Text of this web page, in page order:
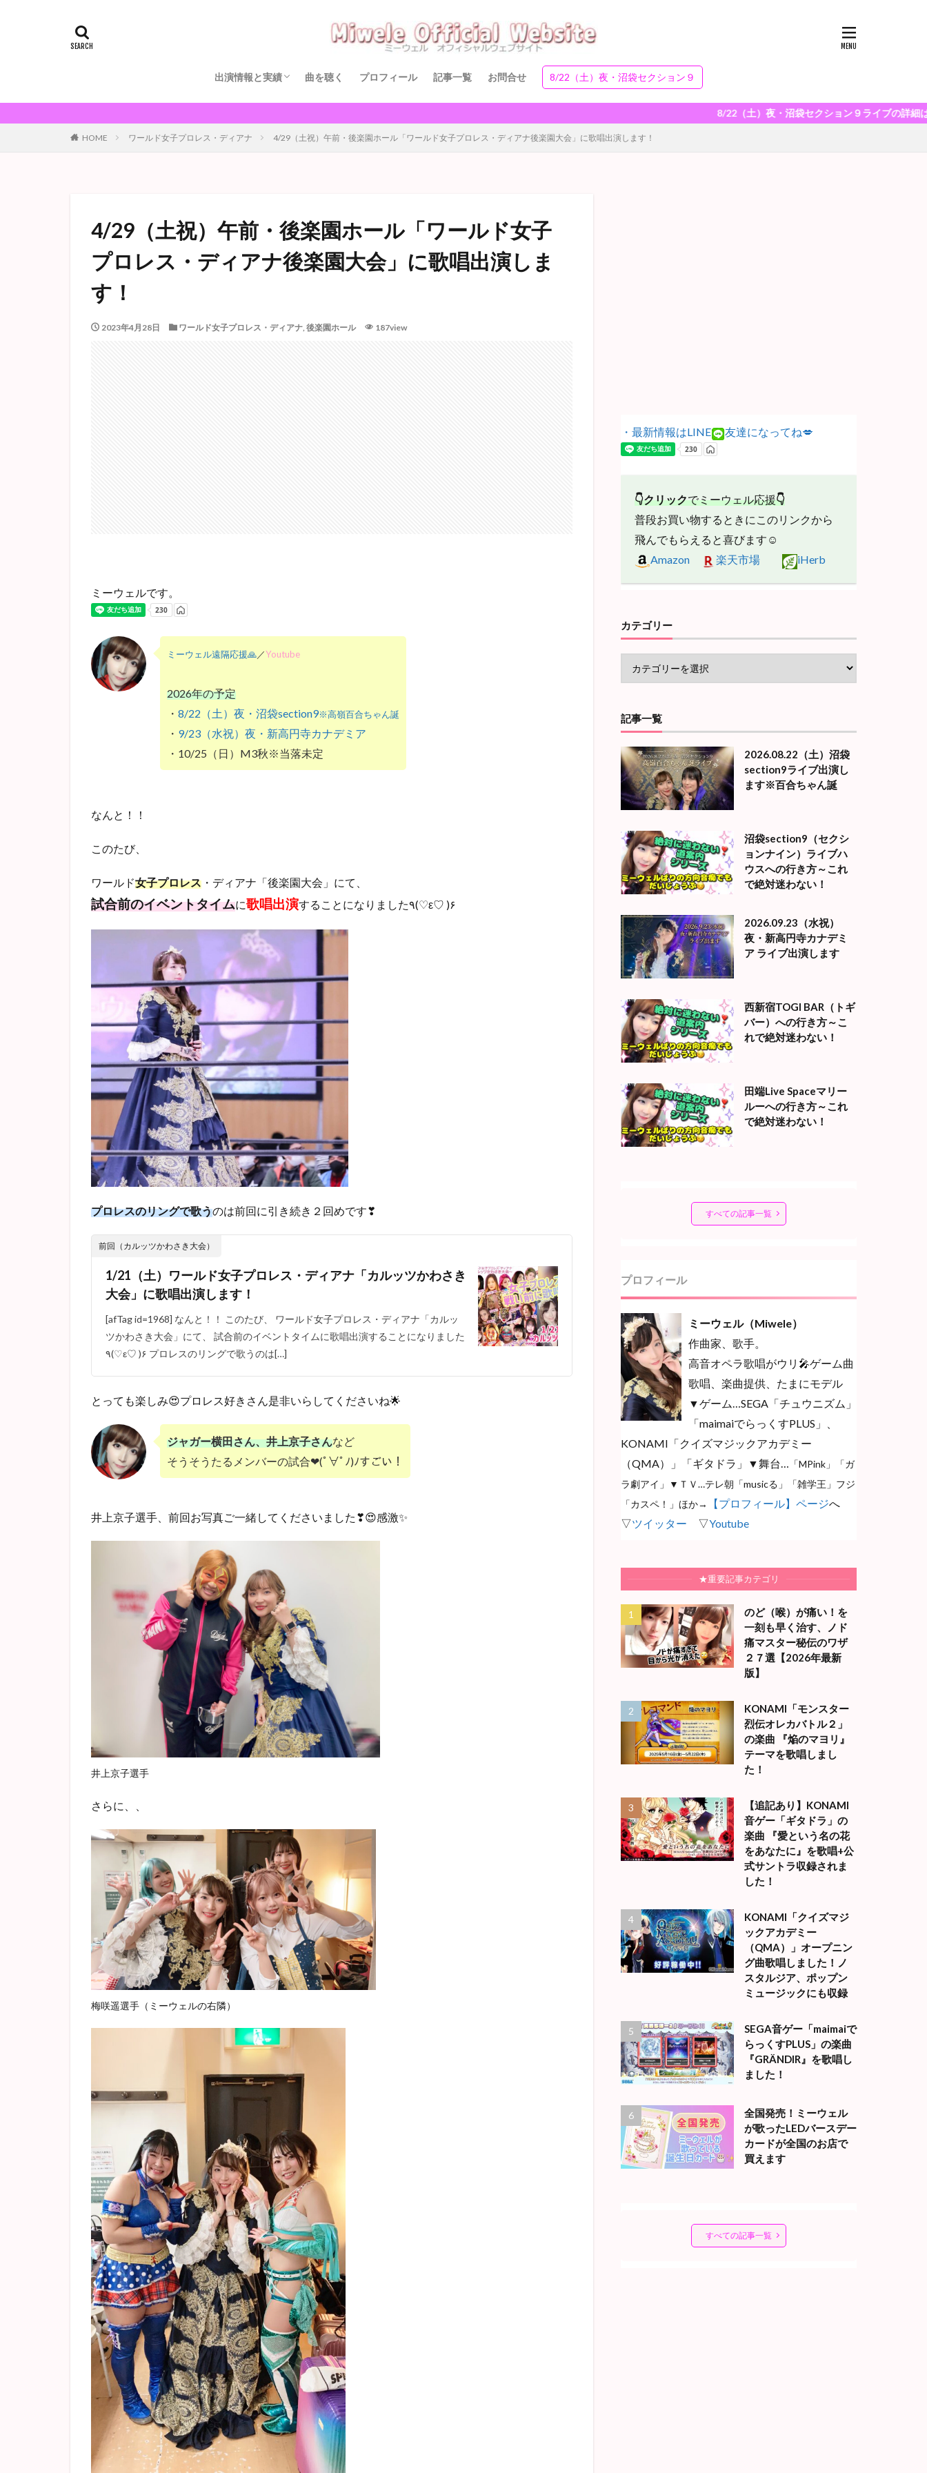
出演情報と実績
8/22（土）沼袋section9※百合ちゃん誕
9/23（水祝）夜・新高円寺カナデミア
❤Youtube強化中❤ムービーみてね
曲を聴く プロフィール 記事一覧 お問合せ 8/22（土）夜・沼袋セクション９
8/22（土）夜・沼袋セクション９ライブの詳細はこちら！
HOME ワールド女子プロレス・ディアナ 4/29（土祝）午前・後楽園ホール「ワールド女子プロレス・ディアナ後楽園大会」に歌唱出演します！
4/29（土祝）午前・後楽園ホール「ワールド女子
プロレス・ディアナ後楽園大会」に歌唱出演しま
す！
2023年4月28日 ワールド女子プロレス・ディアナ, 後楽園ホール 187view
ミーウェルです。
ミーウェル遠隔応援🙏／Youtube
2026年の予定
・ 8/22（土）夜・沼袋section9※高嶺百合ちゃん誕
・ 9/23（水祝）夜・新高円寺カナデミア
・10/25（日）M3秋※当落未定
なんと！！
このたび、
ワールド女子プロレス ・ディアナ「後楽園大会」にて、
試合前のイベントタイムに歌唱出演 することになりました٩(♡ε♡ )۶
プロレスのリングで歌うのは前回に引き続き２回めです❣
前回（カルッツかわさき大会）
1/21（土）ワールド女子プロレス・ディアナ「カルッツかわさき
大会」に歌唱出演します！
[afTag id=1968] なんと！！ このたび、 ワールド女子プロレス・ディアナ「カルッ
ツかわさき大会」にて、 試合前のイベントタイムに歌唱出演することになりました
٩(♡ε♡ )۶ プロレスのリングで歌うのは[…]
とっても楽しみ😍プロレス好きさん是非いらしてくださいね🌟
ジャガー横田さん、井上京子さんなど
そうそうたるメンバーの試合❤(ﾟ∀ﾟﾉ)ﾉすごい！
井上京子選手、前回お写真ご一緒してくださいました❣😍感激✨
井上京子選手
さらに、、
梅咲遥選手（ミーウェルの右隣）
・最新情報はLINE 友達になってね💋
👇クリックでミーウェル応援👇
普段お買い物するときにこのリンクから
飛んでもらえると喜びます☺
Amazon
楽天市場 iHerb
カテゴリー
記事一覧
2026.08.22（土）沼袋
section9ライブ出演し
ます※百合ちゃん誕
沼袋section9（セクシ
ョンナイン）ライブハ
ウスへの行き方～これ
で絶対迷わない！
2026.09.23（水祝）
夜・新高円寺カナデミ
ア ライブ出演します
西新宿TOGI BAR（トギ
バー）への行き方～こ
れで絶対迷わない！
田端Live Spaceマリー
ルーへの行き方～これ
で絶対迷わない！
すべての記事一覧
プロフィール
ミーウェル（Miwele）
作曲家、歌手。
高音オペラ歌唱がウリ🎤ゲーム曲
歌唱、楽曲提供、たまにモデル
▼ゲーム…SEGA「チュウニズム」
「maimaiでらっくすPLUS」、
KONAMI「クイズマジックアカデミー
（QMA）」「ギタドラ」▼舞台… 「MPink」「ガ
ラ劇アイ」▼ＴＶ…テレ朝「musicる」「雑学王」フジ
「カスペ！」ほか→
【プロフィール】ページへ
▽ツイッター ▽Youtube
★重要記事カテゴリ
のど（喉）が痛い！を
一刻も早く治す、ノド
痛マスター秘伝のワザ
２７選【2026年最新
版】
KONAMI「モンスター
烈伝オレカバトル２」
の楽曲 『焔のマヨリ』
テーマを歌唱しまし
た！
【追記あり】KONAMI
音ゲー「ギタドラ」の
楽曲 『愛という名の花
をあなたに』を歌唱+公
式サントラ収録されま
した！
KONAMI「クイズマジ
ックアカデミー
（QMA）」オープニン
グ曲歌唱しました！ノ
スタルジア、ポップン
ミュージックにも収録
SEGA音ゲー「maimaiで
らっくすPLUS」の楽曲
『GRÄNDIR』を歌唱し
ました！
全国発売！ミーウェル
が歌ったLEDバースデー
カードが全国のお店で
買えます
すべての記事一覧